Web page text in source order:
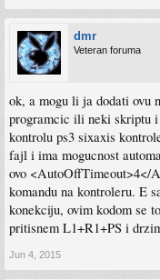
dmr
Veteran foruma
ok, a mogu li ja dodati ovu
programcic ili neki skriptu
kontrolu ps3 sixaxis
fajl i ima mogucnost
ovo <AutoOffTimeout>4</
komandu na kontroleru. E
konekciju, ovim kodom se
pritisnem L1+R1+PS i
Jun 4, 2015